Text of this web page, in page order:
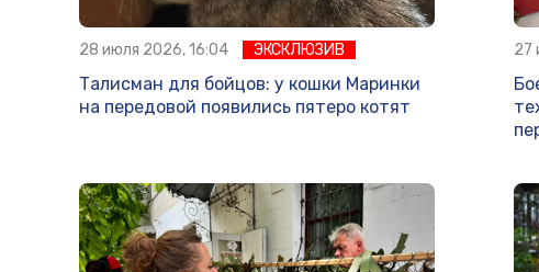
28 июля 2026, 16:04 ЭКСКЛЮЗИВ
Талисман для бойцов: у кошки Маринки
на передовой появились пятеро котят
27